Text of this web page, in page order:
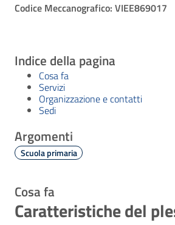
Codice Meccanografico: VIEE869017
Indice della pagina
Cosa fa
Servizi
Organizzazione e contatti
Sedi
Argomenti
Scuola primaria
Cosa fa
Caratteristiche del